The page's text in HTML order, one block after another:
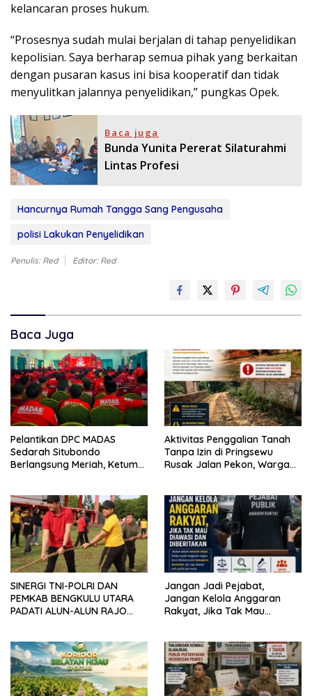
kelancaran proses hukum.
“Prosesnya sudah mulai berjalan di tahap penyelidikan
kepolisian. Saya berharap semua pihak yang berkaitan
dengan pusaran kasus ini bisa kooperatif dan tidak
menyulitkan jalannya penyelidikan,” pungkas Opek.
Baca juga
Bunda Yunita Pererat Silaturahmi
Lintas Profesi
Hancurnya Rumah Tangga Sang Pengusaha
polisi Lakukan Penyelidikan
Penulis: Red Editor: Red
Baca Juga
Pelantikan DPC MADAS
Sedarah Situbondo
Berlangsung Meriah, Ketum
Masyarakat
Aktivitas Penggalian Tanah
Tanpa Izin di Pringsewu
Rusak Jalan Pekon, Warga
SINERGI TNI-POLRI DAN
PEMKAB BENGKULU UTARA
PADATI ALUN-ALUN RAJO
Jangan Jadi Pejabat,
Jangan Kelola Anggaran
Rakyat, Jika Tak Mau